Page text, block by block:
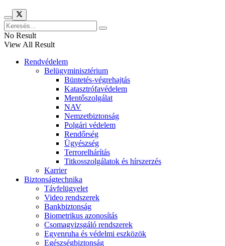
No Result
View All Result
Rendvédelem
Belügyminisztérium
Büntetés-végrehajtás
Katasztrófavédelem
Mentőszolgálat
NAV
Nemzetbiztonság
Polgári védelem
Rendőrség
Ügyészség
Terrorelhárítás
Titkosszolgálatok és hírszerzés
Karrier
Biztonságtechnika
Távfelügyelet
Video rendszerek
Bankbiztonság
Biometrikus azonosítás
Csomagvizsgáló rendszerek
Egyenruha és védelmi eszközök
Egészségbiztonság